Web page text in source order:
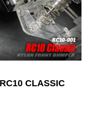
CLASSIC